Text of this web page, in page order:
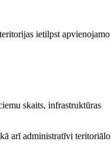
ietilpst apvienojamo
skaits, infrastruktūras
arī administratīvi teritoriālo